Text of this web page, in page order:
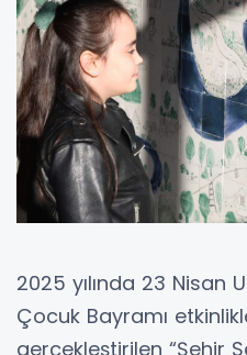
2025 yılında 23 Nisan
Çocuk Bayramı
gerçekleştirilen “Şehir